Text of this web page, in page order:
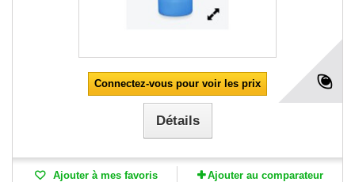
Connectez-vous pour voir les prix
Détails
Ajouter à mes favoris Ajouter au comparateur